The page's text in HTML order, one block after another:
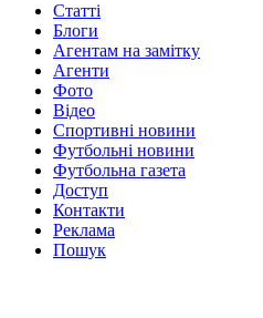
Статті
Блоги
Агентам на замітку
Агенти
Фото
Відео
Спортивні новини
Футбольні новини
Футбольна газета
Доступ
Контакти
Реклама
Пошук